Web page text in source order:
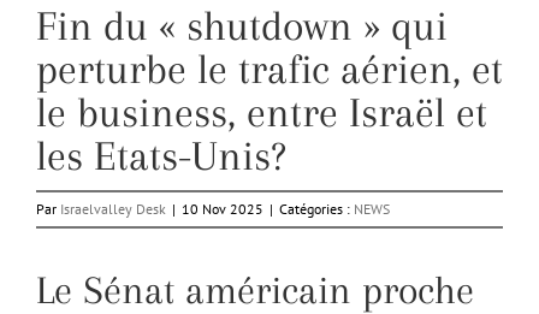
Fin du « shutdown » qui
perturbe le trafic aérien, et
le business, entre Israël et
les Etats-Unis?
Par Israelvalley Desk | 10 Nov 2025 | Catégories : NEWS
Le Sénat américain proche